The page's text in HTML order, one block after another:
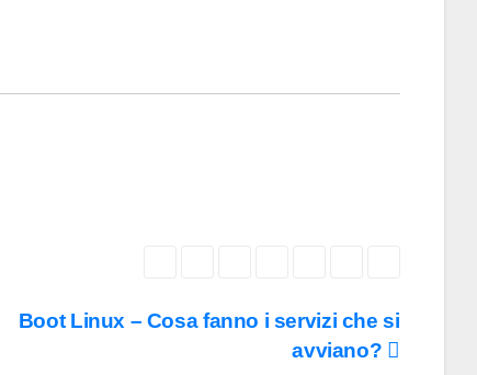
Boot Linux – Cosa fanno i servizi che si
avviano?